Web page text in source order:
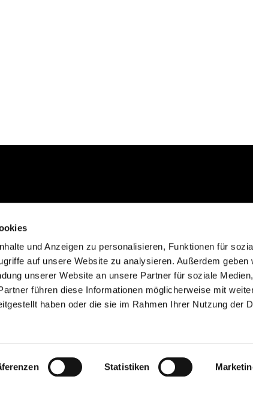
und Anzeigen zu personalisieren, Funktionen für
auf unsere Website zu analysieren. Außerdem geben
unserer Website an unsere Partner für soziale
führen diese Informationen möglicherweise mit
haben oder die sie im Rahmen Ihrer Nutzung der
Statistiken
02235 923130
gemeinde@efkgie.de